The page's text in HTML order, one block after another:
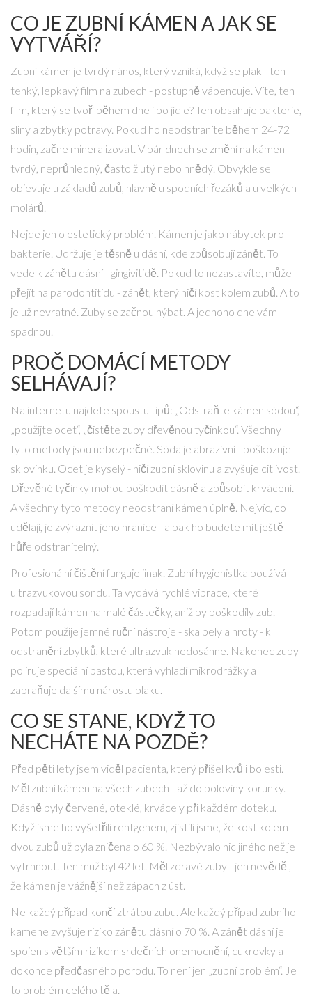
CO JE ZUBNÍ KÁMEN A JAK SE
VYTVÁŘÍ?
Zubní kámen je tvrdý nános, který vzniká, když se plak - ten
tenký, lepkavý film na zubech - postupně vápencuje. Víte, ten
film, který se tvoří během dne i po jídle? Ten obsahuje bakterie,
sliny a zbytky potravy. Pokud ho neodstraníte během 24-72
hodin, začne mineralizovat. V pár dnech se změní na kámen -
tvrdý, neprůhledný, často žlutý nebo hnědý. Obvykle se
objevuje u základů zubů, hlavně u spodních řezáků a u velkých
molárů.
Nejde jen o estetický problém. Kámen je jako nábytek pro
bakterie. Udržuje je těsně u dásní, kde způsobují zánět. To
vede k zánětu dásní - gingivitidě. Pokud to nezastavíte, může
přejít na parodontitidu - zánět, který ničí kost kolem zubů. A to
je už nevratné. Zuby se začnou hýbat. A jednoho dne vám
spadnou.
PROČ DOMÁCÍ METODY
SELHÁVAJÍ?
Na internetu najdete spoustu tipů: „Odstraňte kámen sódou“,
„použijte ocet“, „čistěte zuby dřevěnou tyčinkou“. Všechny
tyto metody jsou nebezpečné. Sóda je abrazivní - poškozuje
sklovinku. Ocet je kyselý - ničí zubní sklovinu a zvyšuje citlivost.
Dřevěné tyčinky mohou poškodit dásně a způsobit krvácení.
A všechny tyto metody neodstraní kámen úplně. Nejvíc, co
udělají, je zvýraznit jeho hranice - a pak ho budete mít ještě
hůře odstranitelný.
Profesionální čištění funguje jinak. Zubní hygienistka používá
ultrazvukovou sondu. Ta vydává rychlé vibrace, které
rozpadají kámen na malé částečky, aniž by poškodily zub.
Potom použije jemné ruční nástroje - skalpely a hroty - k
odstranění zbytků, které ultrazvuk nedosáhne. Nakonec zuby
poliruje speciální pastou, která vyhladí mikrodrážky a
zabraňuje dalšímu nárostu plaku.
CO SE STANE, KDYŽ TO
NECHÁTE NA POZDĚ?
Před pěti lety jsem viděl pacienta, který přišel kvůli bolesti.
Měl zubní kámen na všech zubech - až do poloviny korunky.
Dásně byly červené, oteklé, krvácely při každém doteku.
Když jsme ho vyšetřili rentgenem, zjistili jsme, že kost kolem
dvou zubů už byla zničena o 60 %. Nezbývalo nic jiného než je
vytrhnout. Ten muž byl 42 let. Měl zdravé zuby - jen nevěděl,
že kámen je vážnější než zápach z úst.
Ne každý případ končí ztrátou zubu. Ale každý případ zubního
kamene zvyšuje riziko zánětu dásní o 70 %. A zánět dásní je
spojen s větším rizikem srdečních onemocnění, cukrovky a
dokonce předčasného porodu. To není jen „zubní problém“. Je
to problém celého těla.